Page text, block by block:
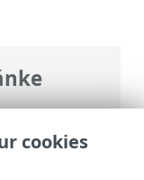
Smart
nastavenia
cookies